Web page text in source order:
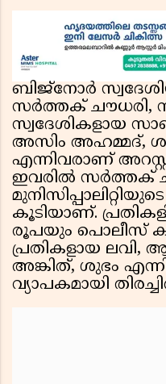
ബിജ്‌നോർ
സർത്തക് ചൗധരി,
സ്വദേശികളായ
അസിം അഹമ്മദ്,
എന്നിവരാണ്
ഇവരിൽ സർത്തക്
കൂടിയാണ്.
രൂപയും പൊലീസ്
പ്രതികളായ
അങ്കിത്, ശുഭം
വ്യാപകമായി